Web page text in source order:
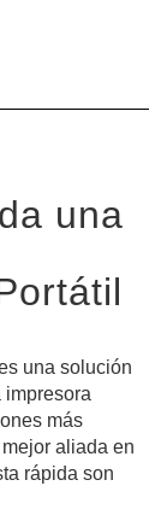
una
una solución
más
aliada en
rápida son